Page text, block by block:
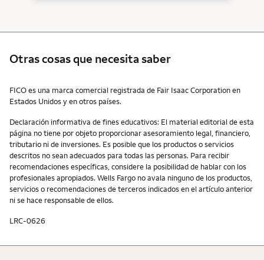
Otras cosas que necesita saber
Otras cosas que necesita saber
FICO es una marca comercial registrada de Fair Isaac Corporation en
Estados Unidos y en otros países.
Declaración informativa de fines educativos: El material editorial de esta
página no tiene por objeto proporcionar asesoramiento legal, financiero,
tributario ni de inversiones. Es posible que los productos o servicios
descritos no sean adecuados para todas las personas. Para recibir
recomendaciones específicas, considere la posibilidad de hablar con los
profesionales apropiados. Wells Fargo no avala ninguno de los productos,
servicios o recomendaciones de terceros indicados en el artículo anterior
ni se hace responsable de ellos.
LRC-0626